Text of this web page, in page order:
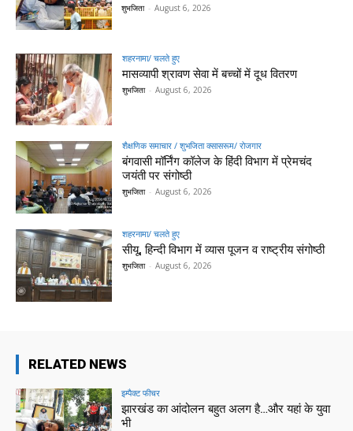
शुभजिता - August 6, 2026
शहरनामा/ चलते हुए
मासव्यापी श्रावण सेवा में बच्चों में दूध वितरण
शुभजिता - August 6, 2026
शैक्षणिक समाचार / शुभजिता क्सासरूम/ रोजगार
बंगवासी मॉर्निंग कॉलेज के हिंदी विभाग में प्रेमचंद
जयंती पर संगोष्ठी
शुभजिता - August 6, 2026
शहरनामा/ चलते हुए
सीयू, हिन्दी विभाग में व्यास पूजन व राष्ट्रीय संगोष्ठी
शुभजिता - August 6, 2026
RELATED NEWS
इम्पैक्ट फीचर
झारखंड का आंदोलन बहुत अलग है…और यहां के युवा
भी